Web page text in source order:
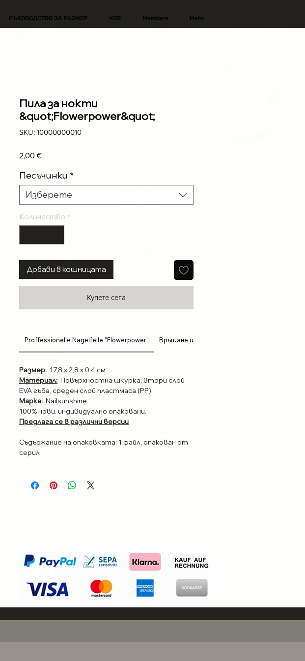
РЪКОВОДСТВО ЗА РАЗМЕР ЧЗВ Members Mehr
Пила за нокти
&quot;Flowerpower&quot;
SKU: 10000000010
2,00 €Цена
Песъчинки *
Изберете
Количество *
Добави в кошницата
Купете сега
Proffessionelle Nagelfeile "Flowerpower" Връщане и възстановяване на суми
Размер: 17,8 х 2,8 х 0,4 см
Материал: Повърхностна шкурка, втори слой
EVA гъба, среден слой пластмаса (PP).
Марка: Nailsunshine
100% нови, индивидуално опаковани.
Предлага се в различни версии
Съдържание на опаковката: 1 файл, опакован от
серил